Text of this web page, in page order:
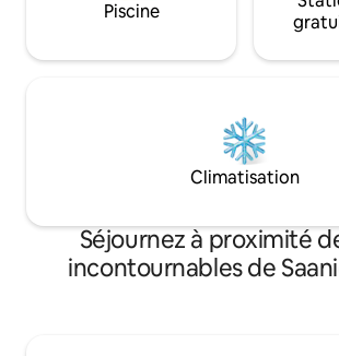
Piscine
Climatisation
Séjournez à proximité
incontournables de